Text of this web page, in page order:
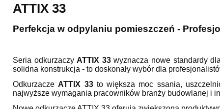
ATTIX 33
Perfekcja w odpylaniu pomieszczeń -
Seria odkurzaczyATTIX 33wyznacza nowe standardy
solidna konstrukcja - to doskonały wybór dla
OdkurzaczeATTIX 33to większa moc ssania,
najwyższe wymagania pracowników branży budowlanej i